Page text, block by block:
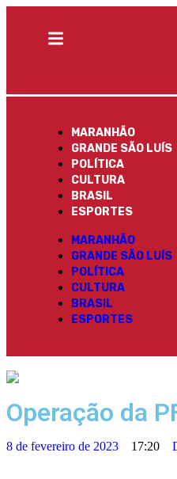
MARANHÃO
GRANDE SÃO LUÍS
POLÍTICA
CULTURA
BRASIL
ESPORTES
MARANHÃO
GRANDE SÃO LUÍS
POLÍTICA
CULTURA
BRASIL
ESPORTES
Operação da
8 de fevereiro de 2023 17:20